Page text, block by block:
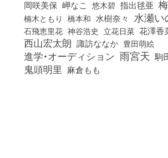
岡咲美保 岬なこ 悠木碧 指出毬亜
楠木ともり 橋本和 水樹奈々 水瀬い
石飛恵里花 神谷浩史 立花日菜 花澤香
西山宏太朗 諏訪ななか 豊田萌絵
進学・オーディション 雨宮天 駒
鬼頭明里 麻倉もも